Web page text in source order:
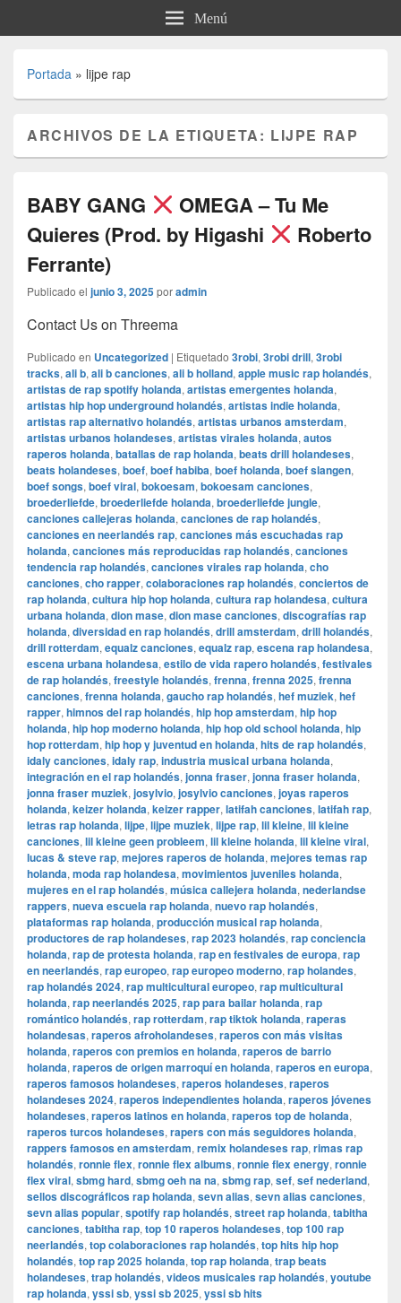
Menú
Portada » lijpe rap
ARCHIVOS DE LA ETIQUETA: LIJPE RAP
BABY GANG
OMEGA – Tu Me
Quieres (Prod. by Higashi
Roberto
Ferrante)
Publicado el junio 3, 2025poradmin
Contact Us on Threema
Publicado en Uncategorized | Etiquetado 3robi, 3robi drill, 3robi
tracks, ali b, ali b canciones, ali b holland, apple music rap holandés,
artistas de rap spotify holanda, artistas emergentes holanda,
artistas hip hop underground holandés, artistas indie holanda,
artistas rap alternativo holandés, artistas urbanos amsterdam,
artistas urbanos holandeses, artistas virales holanda, autos
raperos holanda, batallas de rap holanda, beats drill holandeses,
beats holandeses, boef, boef habiba, boef holanda, boef slangen,
boef songs, boef viral, bokoesam, bokoesam canciones,
broederliefde, broederliefde holanda, broederliefde jungle,
canciones callejeras holanda, canciones de rap holandés,
canciones en neerlandés rap, canciones más escuchadas rap
holanda, canciones más reproducidas rap holandés, canciones
tendencia rap holandés, canciones virales rap holanda, cho
canciones, cho rapper, colaboraciones rap holandés, conciertos de
rap holanda, cultura hip hop holanda, cultura rap holandesa, cultura
urbana holanda, dion mase, dion mase canciones, discografías rap
holanda, diversidad en rap holandés, drill amsterdam, drill holandés,
drill rotterdam, equalz canciones, equalz rap, escena rap holandesa,
escena urbana holandesa, estilo de vida rapero holandés, festivales
de rap holandés, freestyle holandés, frenna, frenna 2025, frenna
canciones, frenna holanda, gaucho rap holandés, hef muziek, hef
rapper, himnos del rap holandés, hip hop amsterdam, hip hop
holanda, hip hop moderno holanda, hip hop old school holanda, hip
hop rotterdam, hip hop y juventud en holanda, hits de rap holandés,
idaly canciones, idaly rap, industria musical urbana holanda,
integración en el rap holandés, jonna fraser, jonna fraser holanda,
jonna fraser muziek, josylvio, josylvio canciones, joyas raperos
holanda, keizer holanda, keizer rapper, latifah canciones, latifah rap,
letras rap holanda, lijpe, lijpe muziek, lijpe rap, lil kleine, lil kleine
canciones, lil kleine geen probleem, lil kleine holanda, lil kleine viral,
lucas & steve rap, mejores raperos de holanda, mejores temas rap
holanda, moda rap holandesa, movimientos juveniles holanda,
mujeres en el rap holandés, música callejera holanda, nederlandse
rappers, nueva escuela rap holanda, nuevo rap holandés,
plataformas rap holanda, producción musical rap holanda,
productores de rap holandeses, rap 2023 holandés, rap conciencia
holanda, rap de protesta holanda, rap en festivales de europa, rap
en neerlandés, rap europeo, rap europeo moderno, rap holandes,
rap holandés 2024, rap multicultural europeo, rap multicultural
holanda, rap neerlandés 2025, rap para bailar holanda, rap
romántico holandés, rap rotterdam, rap tiktok holanda, raperas
holandesas, raperos afroholandeses, raperos con más visitas
holanda, raperos con premios en holanda, raperos de barrio
holanda, raperos de origen marroquí en holanda, raperos en europa,
raperos famosos holandeses, raperos holandeses, raperos
holandeses 2024, raperos independientes holanda, raperos jóvenes
holandeses, raperos latinos en holanda, raperos top de holanda,
raperos turcos holandeses, rapers con más seguidores holanda,
rappers famosos en amsterdam, remix holandeses rap, rimas rap
holandés, ronnie flex, ronnie flex albums, ronnie flex energy, ronnie
flex viral, sbmg hard, sbmg oeh na na, sbmg rap, sef, sef nederland,
sellos discográficos rap holanda, sevn alias, sevn alias canciones,
sevn alias popular, spotify rap holandés, street rap holanda, tabitha
canciones, tabitha rap, top 10 raperos holandeses, top 100 rap
neerlandés, top colaboraciones rap holandés, top hits hip hop
holandés, top rap 2025 holanda, top rap holanda, trap beats
holandeses, trap holandés, videos musicales rap holandés, youtube
rap holanda, yssi sb, yssi sb 2025, yssi sb hits